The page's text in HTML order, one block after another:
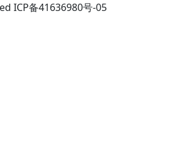
ICP备41636980号-05